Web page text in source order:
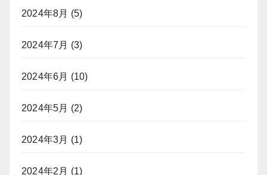
2024年8月 (5)
2024年7月 (3)
2024年6月 (10)
2024年5月 (2)
2024年3月 (1)
2024年2月 (1)